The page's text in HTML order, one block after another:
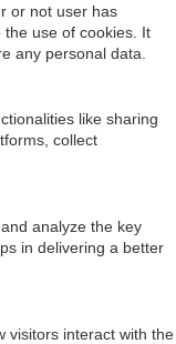
or not user has
the use of cookies. It
any personal data.
like sharing
collect
analyze the key
in delivering a better
visitors interact with the